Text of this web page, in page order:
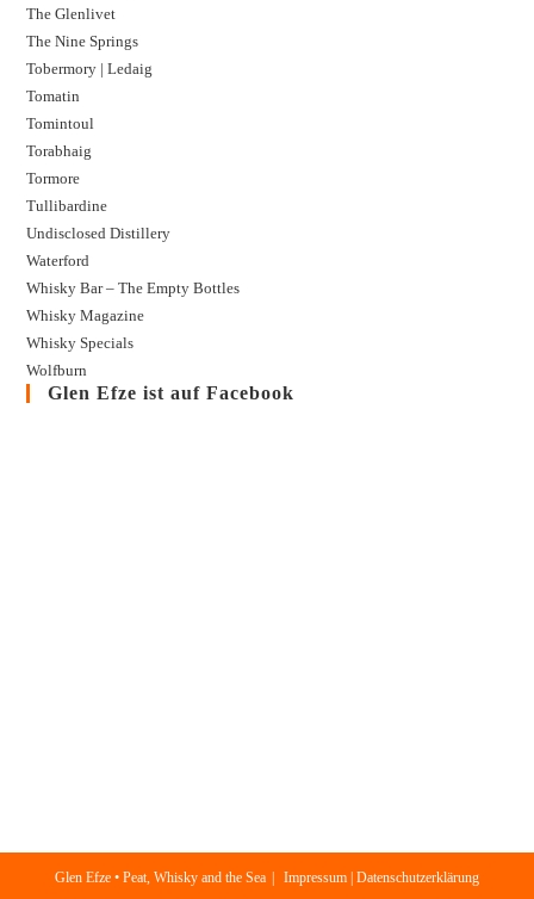
The Glenlivet
The Nine Springs
Tobermory | Ledaig
Tomatin
Tomintoul
Torabhaig
Tormore
Tullibardine
Undisclosed Distillery
Waterford
Whisky Bar – The Empty Bottles
Whisky Magazine
Whisky Specials
Wolfburn
Glen Efze ist auf Facebook
Glen Efze • Peat, Whisky and the Sea Impressum | Datenschutzerklärung